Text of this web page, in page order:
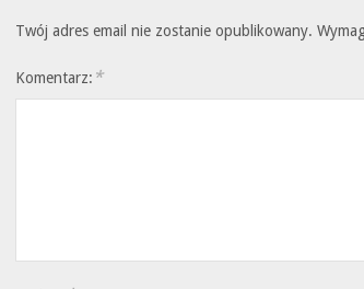
Twój adres email nie zostanie opublikowany.
Komentarz: *